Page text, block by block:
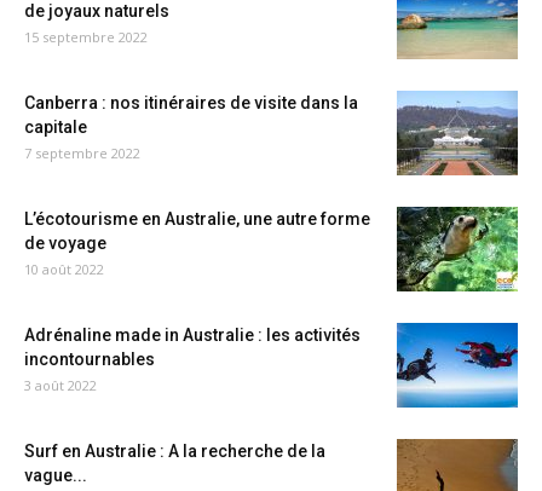
de joyaux naturels
15 septembre 2022
Canberra : nos itinéraires de visite dans la
capitale
7 septembre 2022
L’écotourisme en Australie, une autre forme
de voyage
10 août 2022
Adrénaline made in Australie : les activités
incontournables
3 août 2022
Surf en Australie : A la recherche de la
vague...